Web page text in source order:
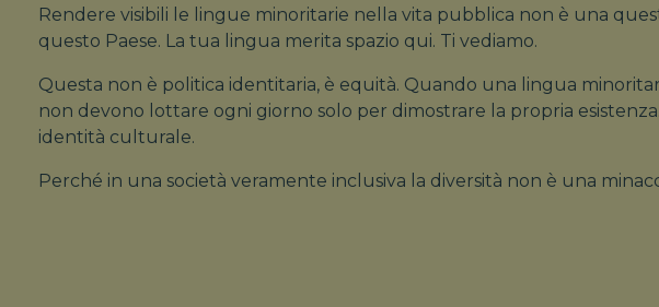
Rendere visibili le lingue minoritarie nella vita pubblica non è una
questo Paese. La tua lingua merita spazio qui. Ti vediamo.
Questa non è politica identitaria, è equità. Quando una lingua
non devono lottare ogni giorno solo per dimostrare la propria
identità culturale.
Perché in una società veramente inclusiva la diversità non è una